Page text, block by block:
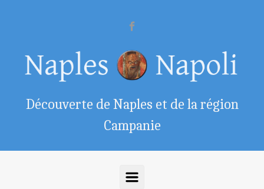
Découverte de Naples et de la région
Campanie